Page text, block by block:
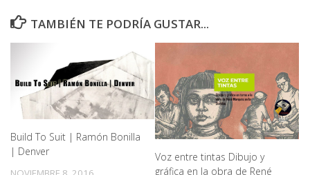
TAMBIÉN TE PODRÍA GUSTAR...
Build To Suit | Ramón Bonilla
| Denver
Voz entre tintas Dibujo y
gráfica en la obra de René